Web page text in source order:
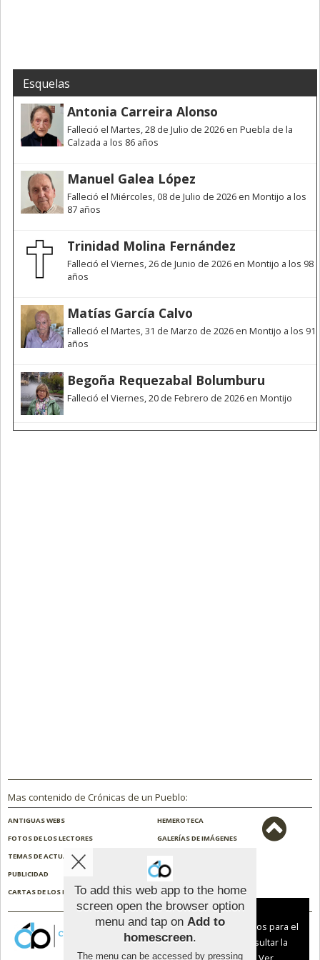
Esquelas
Antonia Carreira Alonso
Falleció el Martes, 28 de Julio de 2026 en Puebla de la
Calzada a los 86 años
Manuel Galea López
Falleció el Miércoles, 08 de Julio de 2026 en Montijo a los
87 años
Trinidad Molina Fernández
Falleció el Viernes, 26 de Junio de 2026 en Montijo a los 98
años
Matías García Calvo
Falleció el Martes, 31 de Marzo de 2026 en Montijo a los 91
años
Begoña Requezabal Bolumburu
Falleció el Viernes, 20 de Febrero de 2026 en Montijo
Mas contenido de Crónicas de un Pueblo:
ANTIGUAS WEBS
HEMEROTECA
FOTOS DE LOS LECTORES
GALERÍAS DE IMÁGENES
TEMAS DE ACTUALIDAD
PUBLICIDAD
CONTACTO
CARTAS DE LOS LECTORES
ENCUESTAS
To add this web app to the home
screen open the browser option
menu and tap on Add to
homescreen.
The menu can be accessed by pressing
Aviso sobre el Uso de cookies:
Utilizamos cookies nuestras y de terceros para el
funcionamiento del digital. Puedes consultar la